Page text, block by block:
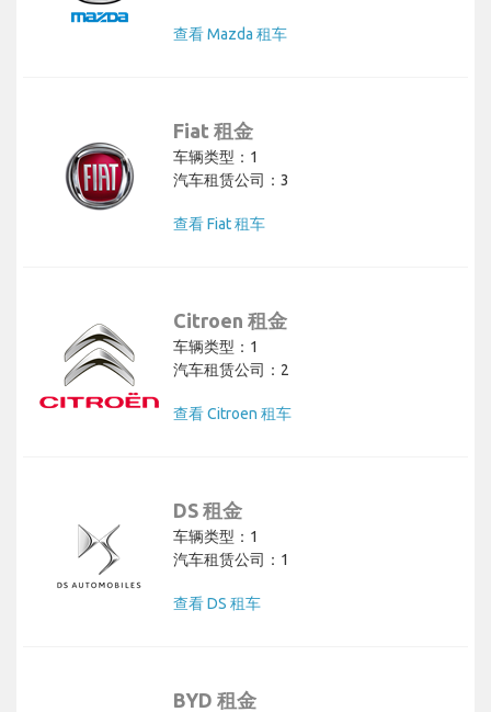
查看 Mazda 租车
Fiat 租金
车辆类型：1
汽车租赁公司：3
查看 Fiat 租车
Citroen 租金
车辆类型：1
汽车租赁公司：2
查看 Citroen 租车
DS 租金
车辆类型：1
汽车租赁公司：1
查看 DS 租车
BYD 租金